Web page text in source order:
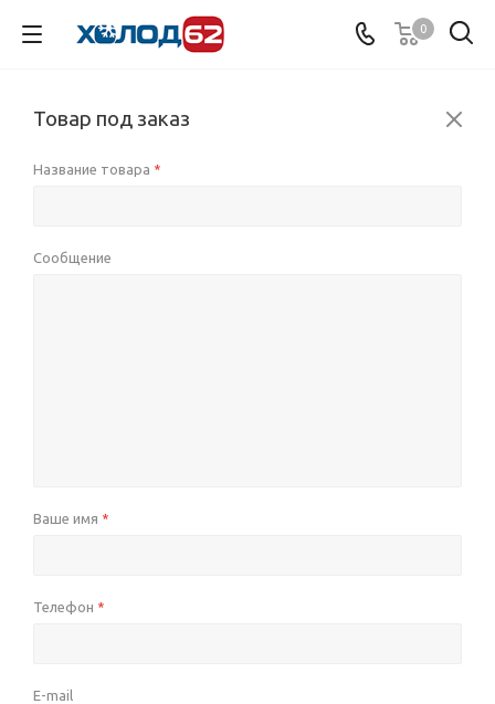
0
Товар под заказ
Название товара *
Сообщение
Ваше имя *
Телефон *
E-mail